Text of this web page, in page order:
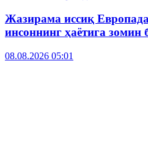
Жазирама иссиқ
инсоннинг ҳаётига зомин
08.08.2026 05:01